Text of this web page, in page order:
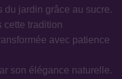
du jardin grâce au sucre.
cette tradition
avec patience
son élégance naturelle.